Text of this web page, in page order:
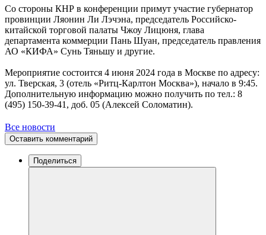
Со стороны КНР в конференции примут участие губернатор
провинции Ляонин Ли Лэчэна, председатель Российско-
китайской торговой палаты Чжоу Лицюня, глава
департамента коммерции Пань Шуан, председатель правления
АО «КИФА» Сунь Тяньшу и другие.
Мероприятие состоится 4 июня 2024 года в Москве по адресу:
ул. Тверская, 3 (отель «Ритц-Карлтон Москва»), начало в 9:45.
Дополнительную информацию можно получить по тел.: 8
(495) 150-39-41, доб. 05 (Алексей Соломатин).
Все новости
Оставить комментарий
Поделиться